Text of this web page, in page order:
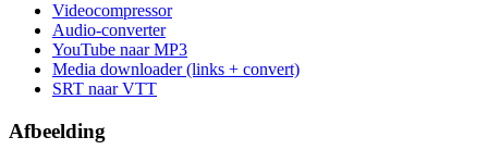
Videocompressor
Audio-converter
YouTube naar MP3
Media downloader (links + convert)
SRT naar VTT
Afbeelding